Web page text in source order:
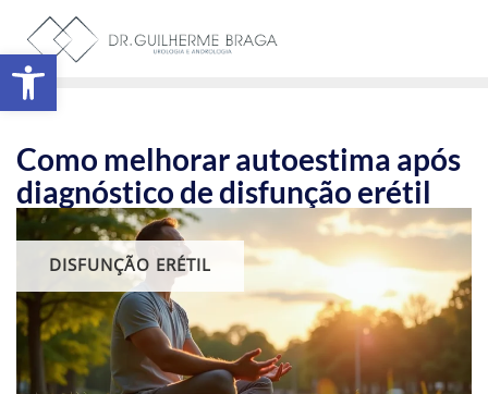
Como melhorar autoestima após
diagnóstico de disfunção erétil
DISFUNÇÃO ERÉTIL
Abrir a barra de ferramentas